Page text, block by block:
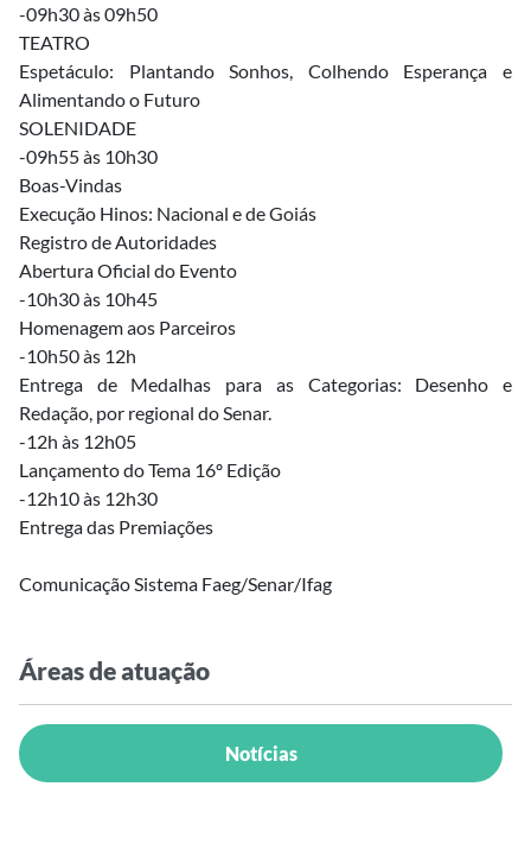
-09h30 às 09h50
TEATRO
Espetáculo: Plantando Sonhos, Colhendo Esperança e
Alimentando o Futuro
SOLENIDADE
-09h55 às 10h30
Boas-Vindas
Execução Hinos: Nacional e de Goiás
Registro de Autoridades
Abertura Oficial do Evento
-10h30 às 10h45
Homenagem aos Parceiros
-10h50 às 12h
Entrega de Medalhas para as Categorias: Desenho e
Redação, por regional do Senar.
-12h às 12h05
Lançamento do Tema 16º Edição
-12h10 às 12h30
Entrega das Premiações
Comunicação Sistema Faeg/Senar/Ifag
Áreas de atuação
Notícias